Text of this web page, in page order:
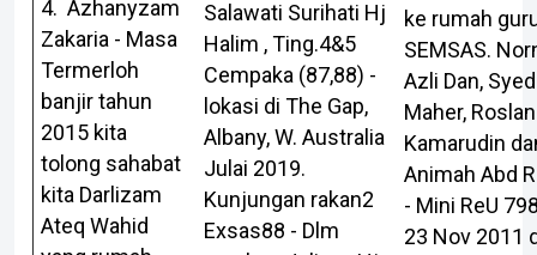
4. Azhanyzam
Zakaria - Masa
Termerloh
banjir tahun
2015 kita
tolong sahabat
kita Darlizam
Ateq Wahid
Salawati Surihati Hj
Halim , Ting.4&5
Cempaka (87,88) -
lokasi di The Gap,
Albany, W. Australia
Julai 2019.
Kunjungan rakan2
Exsas88 - Dlm
ke rumah
SEMSAS.
Azli Dan,
Maher, Roslan
Kamarudin
Animah Abd
- Mini ReU
23 Nov 2011